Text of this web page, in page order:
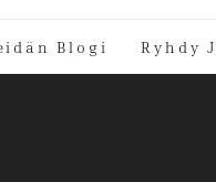
Blogi Ryhdy